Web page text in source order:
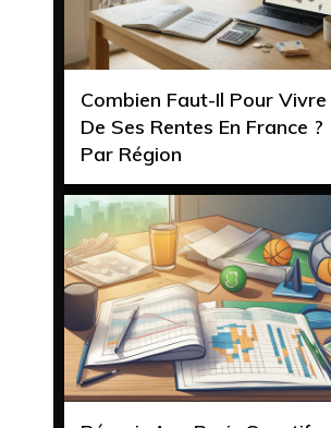
Combien Faut-Il Pour Vivre
De Ses Rentes En France ?
Par Région